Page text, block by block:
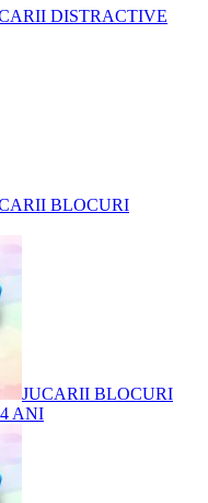
DISTRACTIVE
BLOCURI
JUCARII BLOCURI
ANI